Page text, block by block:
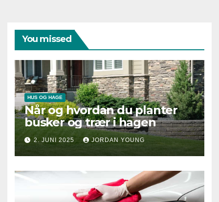
You missed
HUS OG HAGE
Når og hvordan du planter
busker og trær i hagen
2. JUNI 2025 JORDAN YOUNG